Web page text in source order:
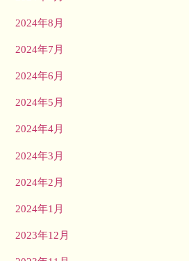
2024年8月
2024年7月
2024年6月
2024年5月
2024年4月
2024年3月
2024年2月
2024年1月
2023年12月